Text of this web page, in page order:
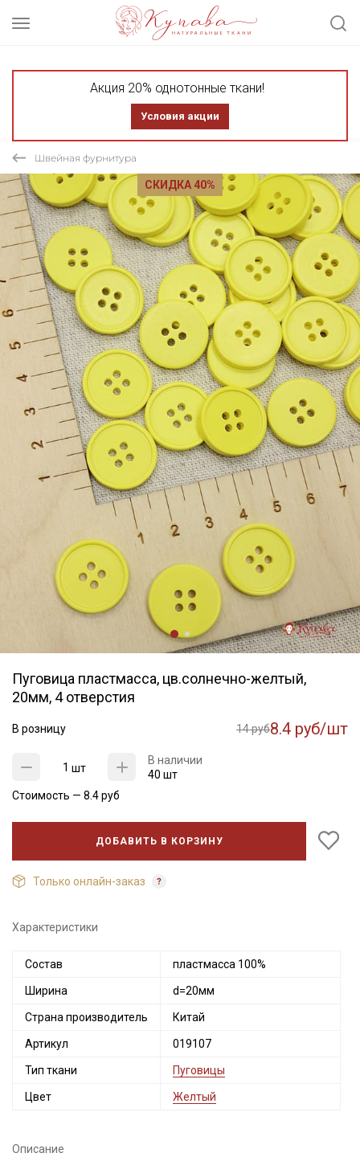
Акция 20% однотонные ткани!
Условия акции
Швейная фурнитура
СКИДКА 40%
Пуговица пластмасса, цв.солнечно-желтый,
20мм, 4 отверстия
В розницу 14 руб8.4 руб/шт
шт
В наличии
40 шт
Стоимость — 8.4руб
ДОБАВИТЬ В КОРЗИНУ
Только онлайн-заказ
Характеристики
Состав пластмасса 100%
Ширина d=20мм
Страна производитель Китай
Артикул 019107
Тип ткани Пуговицы
Цвет Желтый
Описание
Секретная рассылка от Купава
Мы публикуем здесь дополнительные
категории тканей